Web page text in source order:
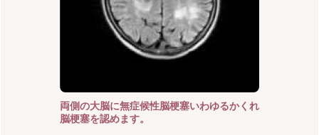
両側の大脳に無症候性脳梗塞いわゆるかくれ
脳梗塞を認めます。